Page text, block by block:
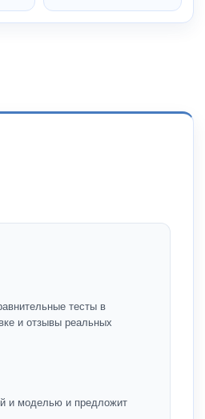
тесты в
и отзывы реальных
и моделью и предложит